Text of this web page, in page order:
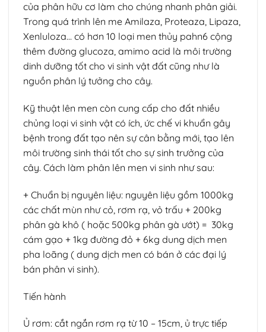
của phân hữu cơ làm cho chúng nhanh phân giải.
Trong quá trình lên me Amilaza, Proteaza, Lipaza,
Xenluloza… có hơn 10 loại men thủy pahn6 cộng
thêm đường glucoza, amimo acid là môi trường
dinh dưỡng tốt cho vi sinh vật đất cũng như là
nguồn phân lý tưởng cho cây.
Kỹ thuật lên men còn cung cấp cho đất nhiều
chủng loại vi sinh vật có ích, ức chế vi khuẩn gây
bệnh trong đất tạo nên sự cân bằng mới, tạo lên
môi trường sinh thái tốt cho sự sinh trưởng của
cây. Cách làm phân lên men vi sinh như sau:
+ Chuẩn bị nguyên liệu: nguyên liệu gồm 1000kg
các chất mùn như cỏ, rơm rạ, vỏ trấu + 200kg
phân gà khô ( hoặc 500kg phân gà ướt) = 30kg
cám gạo + 1kg đường đỏ + 6kg dung dịch men
pha loãng ( dung dịch men có bán ở các đại lý
bán phân vi sinh).
Tiến hành
Ủ rơm: cắt ngắn rơm rạ từ 10 – 15cm, ủ trực tiếp